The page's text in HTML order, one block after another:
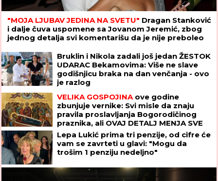
"MOJA LJUBAV JEDINA NA SVETU" Dragan Stanković
i dalje čuva uspomene sa Jovanom Jeremić, zbog
jednog detalja svi komentarišu da je nije preboleo
Bruklin i Nikola zadali još jedan ŽESTOK
UDARAC Bekamovima: Više ne slave
godišnjicu braka na dan venčanja - ovo
je razlog
VELIKA GOSPOJINAove godine
zbunjuje vernike: Svi misle da znaju
pravila proslavljanja Bogorodičinog
praznika, ali OVAJ DETALJ MENJA SVE
Lepa Lukić prima tri penzije, od cifre će
vam se zavrteti u glavi: "Mogu da
trošim 1 penziju nedeljno"